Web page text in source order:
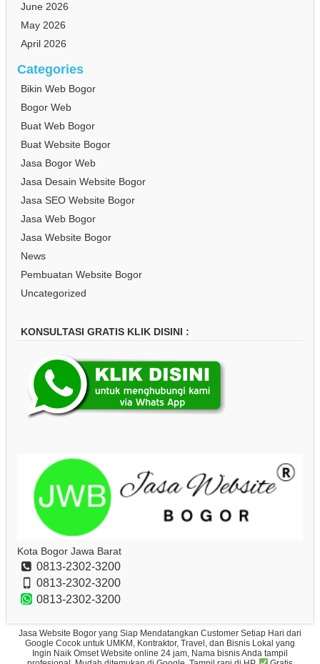
June 2026
May 2026
April 2026
Categories
Bikin Web Bogor
Bogor Web
Buat Web Bogor
Buat Website Bogor
Jasa Bogor Web
Jasa Desain Website Bogor
Jasa SEO Website Bogor
Jasa Web Bogor
Jasa Website Bogor
News
Pembuatan Website Bogor
Uncategorized
KONSULTASI GRATIS KLIK DISINI :
Kota Bogor Jawa Barat
0813-2302-3200
0813-2302-3200
0813-2302-3200
Jasa Website Bogor yang Siap Mendatangkan Customer Setiap Hari dari
Google Cocok untuk UMKM, Kontraktor, Travel, dan Bisnis Lokal yang
Ingin Naik Omset Website online 24 jam, Nama bisnis Anda tampil